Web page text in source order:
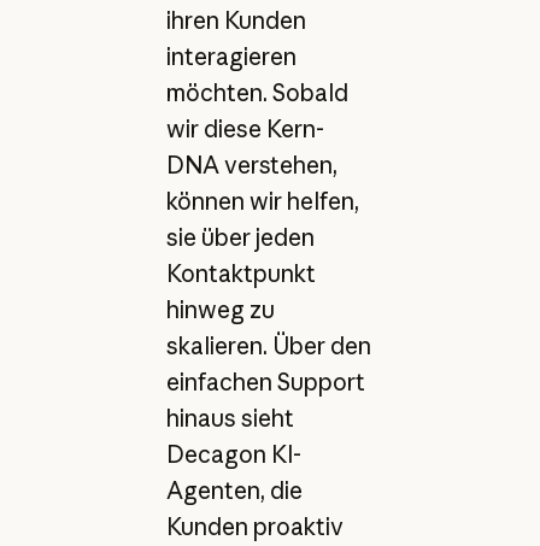
ihren Kunden
interagieren
möchten. Sobald
wir diese Kern-
DNA verstehen,
können wir helfen,
sie über jeden
Kontaktpunkt
hinweg zu
skalieren. Über den
einfachen Support
hinaus sieht
Decagon KI-
Agenten, die
Kunden proaktiv